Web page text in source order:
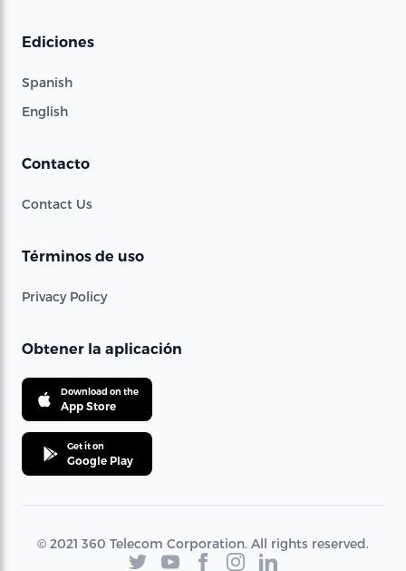
Ediciones
Spanish
English
Contacto
Contact Us
Términos de uso
Privacy Policy
Obtener la aplicación
Download on the
App Store
Get it on
Google Play
© 2021 360 Telecom Corporation. All rights reserved.